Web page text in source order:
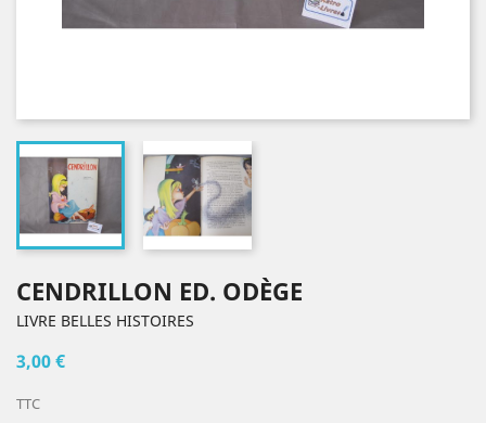
CENDRILLON ED. ODÈGE
LIVRE BELLES HISTOIRES
3,00 €
TTC